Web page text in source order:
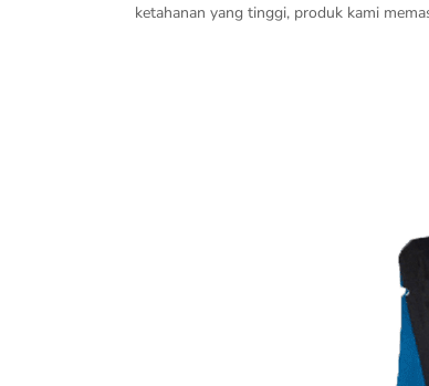
ketahanan yang tinggi, produk kami